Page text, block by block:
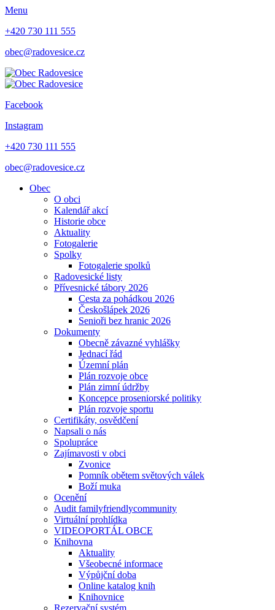
Menu
+420 730 111 555
obec@radovesice.cz
Facebook
Instagram
+420 730 111 555
obec@radovesice.cz
Obec
O obci
Kalendář akcí
Historie obce
Aktuality
Fotogalerie
Spolky
Fotogalerie spolků
Radovesické listy
Přívesnické tábory 2026
Cesta za pohádkou 2026
Českošlápek 2026
Senioři bez hranic 2026
Dokumenty
Obecně závazné vyhlášky
Jednací řád
Územní plán
Plán rozvoje obce
Plán zimní údržby
Koncepce proseniorské politiky
Plán rozvoje sportu
Certifikáty, osvědčení
Napsali o nás
Spolupráce
Zajímavosti v obci
Zvonice
Pomník obětem světových válek
Boží muka
Ocenění
Audit familyfriendlycommunity
Virtuální prohlídka
VIDEOPORTÁL OBCE
Knihovna
Aktuality
Všeobecné informace
Výpůjční doba
Online katalog knih
Knihovnice
Rezervační systém